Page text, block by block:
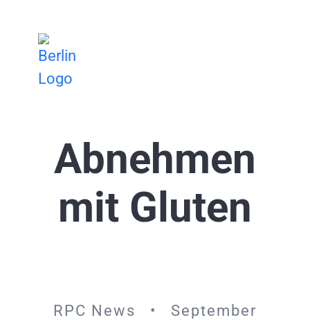
Inhalt
springen
Abnehmen
mit Gluten
RPC News • September